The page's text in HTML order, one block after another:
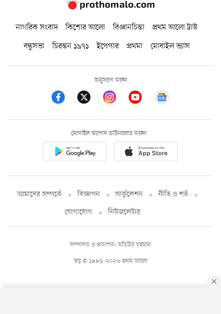
নাগরিক সংবাদ কিশোর আলো বিজ্ঞানচিন্তা
প্রথম আলো ট্রাস্ট
বন্ধুসভা
চিরন্তন ১৯৭১ ইপেপার প্রথমা মোবাইল ভ্যাস
অনুসরণ করুন
মোবাইল অ্যাপস ডাউনলোড করুন
আমাদের সম্পর্কে বিজ্ঞাপন সার্কুলেশন
নীতি ও শর্ত
যোগাযোগ
নিউজলেটার
স্বত্ব © ১৯৯৮-২০২৬ প্রথম আলো
সম্পাদক ও প্রকাশক: মতিউর রহমান